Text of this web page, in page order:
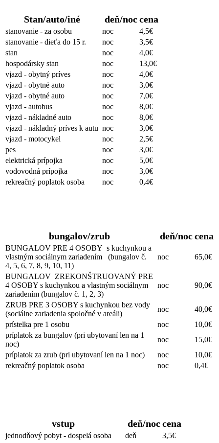
Stan/auto/iné deň/noccena
stanovanie - za osobu noc
4,5€
stanovanie - dieťa do 15 r.
noc
3,5€
stan
noc
4,0€
hospodársky stan
noc
13,0€
vjazd - obytný príves
noc
4,0€
vjazd - obytné auto
noc
3,0€
vjazd - obytné auto
noc
7,0€
vjazd - autobus
noc
8,0€
vjazd - nákladné auto
noc
8,0€
vjazd - nákladný príves k autu noc
3,0€
vjazd - motocykel
noc
2,5€
pes
noc
3,0€
elektrická prípojka
noc
5,0€
vodovodná prípojka
noc
3,0€
rekreačný poplatok osoba
noc 0,4€
bungalov/zrub deň/noccena
BUNGALOV PRE 4 OSOBY s kuchynkou a
vlastným sociálnym zariadením (bungalov č.
4, 5, 6, 7, 8, 9, 10, 11)
noc 65,0€
BUNGALOV ZREKONŠTRUOVANÝ PRE
4 OSOBY s kuchynkou a vlastným sociálnym
zariadením (bungalov č. 1, 2, 3)
noc 90,0€
ZRUB PRE 3 OSOBY s kuchynkou bez vody
(sociálne zariadenia spoločné v areáli)
noc
40,0€
prístelka pre 1 osobu
noc
10,0€
príplatok za bungalov (pri ubytovaní len na 1
noc)
noc
15,0€
príplatok za zrub (pri ubytovaní len na 1 noc)
noc
10,0€
rekreačný poplatok osoba
noc 0,4€
vstup deň/noccena
jednodňový pobyt - dospelá osoba deň
3,5€